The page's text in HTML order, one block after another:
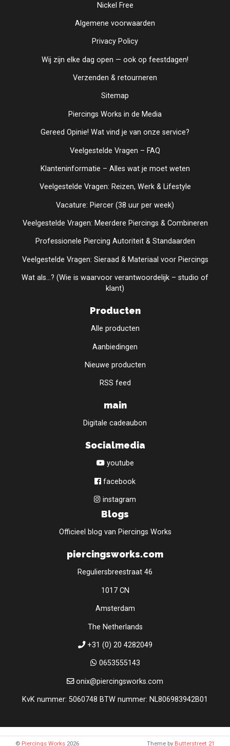
Nickel Free
Algemene voorwaarden
Privacy Policy
Wij zijn elke dag open — ook op feestdagen!
Verzenden & retourneren
Sitemap
Piercings Works in de Media
Gereed Opinie! Wat vind je van onze service?
Veelgestelde Vragen – FAQ
Klanteninformatie – Alles wat je moet weten
Veelgestelde Vragen: Reizen, Werk & Lifestyle
Vacature: Piercer (38 uur per week)
Veelgestelde Vragen: Meerdere Piercings & Combineren
Professionele Piercing Autoriteit & Standaarden
Veelgestelde Vragen: Sieraad & Materiaal voor Piercings
Wat als...? (Wie is waarvoor verantwoordelijk – studio of
klant)
Producten
Alle producten
Aanbiedingen
Nieuwe producten
RSS feed
main
Digitale cadeaubon
Socialmedia
youtube
facebook
instagram
Blogs
Officieel blog van Piercings Works
piercingsworks.com
Reguliersbreestraat 46
1017 CN
Amsterdam
The Netherlands
+31 (0) 20 4282049
0653555143
onix@piercingsworks.com
KvK nummer: 5060748 BTW nummer: NL806983942B01
© Piercings Works 2026 Theme by Butterstreet 21